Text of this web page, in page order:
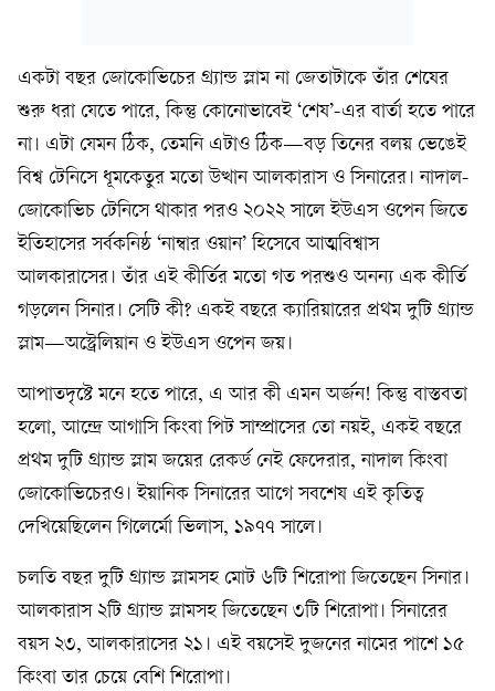
একটা বছর জোকোভিচের গ্র্যান্ড স্লাম না জেতাটাকে তাঁর শেষের
শুরু ধরা যেতে পারে, কিন্তু কোনোভাবেই ‘শেষ’-এর বার্তা হতে পারে
না। এটা যেমন ঠিক, তেমনি এটাও ঠিক—বড় তিনের বলয় ভেঙেই
বিশ্ব টেনিসে ধূমকেতুর মতো উত্থান আলকারাস ও সিনারের। নাদাল-
জোকোভিচ টেনিসে থাকার পরও ২০২২ সালে ইউএস ওপেন জিতে
ইতিহাসের সর্বকনিষ্ঠ ‘নাম্বার ওয়ান’ হিসেবে আত্মবিশ্বাস
আলকারাসের। তাঁর এই কীর্তির মতো গত পরশুও অনন্য এক কীর্তি
গড়লেন সিনার। সেটি কী? একই বছরে ক্যারিয়ারের প্রথম দুটি গ্র্যান্ড
স্লাম—অস্ট্রেলিয়ান ও ইউএস ওপেন জয়।
আপাতদৃষ্টে মনে হতে পারে, এ আর কী এমন অর্জন! কিন্তু বাস্তবতা
হলো, আন্দ্রে আগাসি কিংবা পিট সাম্প্রাসের তো নয়ই, একই বছরে
প্রথম দুটি গ্র্যান্ড স্লাম জয়ের রেকর্ড নেই ফেদেরার, নাদাল কিংবা
জোকোভিচেরও। ইয়ানিক সিনারের আগে সবশেষ এই কৃতিত্ব
দেখিয়েছিলেন গিলের্মো ভিলাস, ১৯৭৭ সালে।
চলতি বছর দুটি গ্র্যান্ড স্লামসহ মোট ৬টি শিরোপা জিতেছেন সিনার।
আলকারাস ২টি গ্র্যান্ড স্লামসহ জিতেছেন ৩টি শিরোপা। সিনারের
বয়স ২৩, আলকারাসের ২১। এই বয়সেই দুজনের নামের পাশে ১৫
কিংবা তার চেয়ে বেশি শিরোপা।